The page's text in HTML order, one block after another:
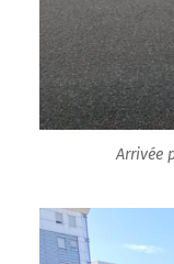
Arrivée